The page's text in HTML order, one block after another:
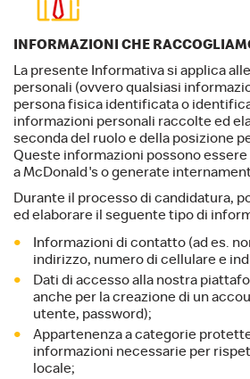
INFORMAZIONI CHE
La presente Informativa si applica
personali (ovvero qualsiasi
persona fisica identificata o
informazioni personali raccolte ed
seconda del ruolo e della posizione
Queste informazioni possono
a McDonald's o generate
Durante il processo di candidatura,
ed elaborare il seguente tipo di
Informazioni di contatto (ad es.
indirizzo, numero di cellulare e
Dati di accesso alla nostra
anche per la creazione di un
utente, password);
Appartenenza a categorie
informazioni necessarie per
locale;